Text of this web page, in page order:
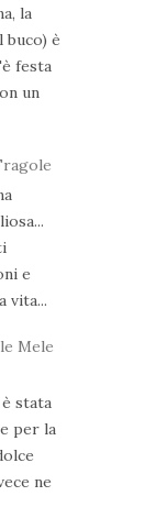
la
buco) è
festa
un
e
vita...
Mele
stata
per la
ne